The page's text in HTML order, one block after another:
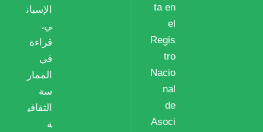
الإسبان
ي،
قراءة
في
الممار
سة
الثقافي
ة
ta en
el
Regis
tro
Nacio
nal
de
Asoci